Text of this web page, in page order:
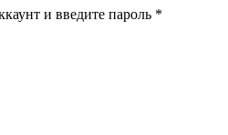
и введите пароль *